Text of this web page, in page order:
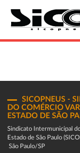
SICOPNEUS -
DO COMÉRCIO
ESTADO DE SÃO
Sindicato Intermunicipal
Estado de São Paulo
São Paulo/SP